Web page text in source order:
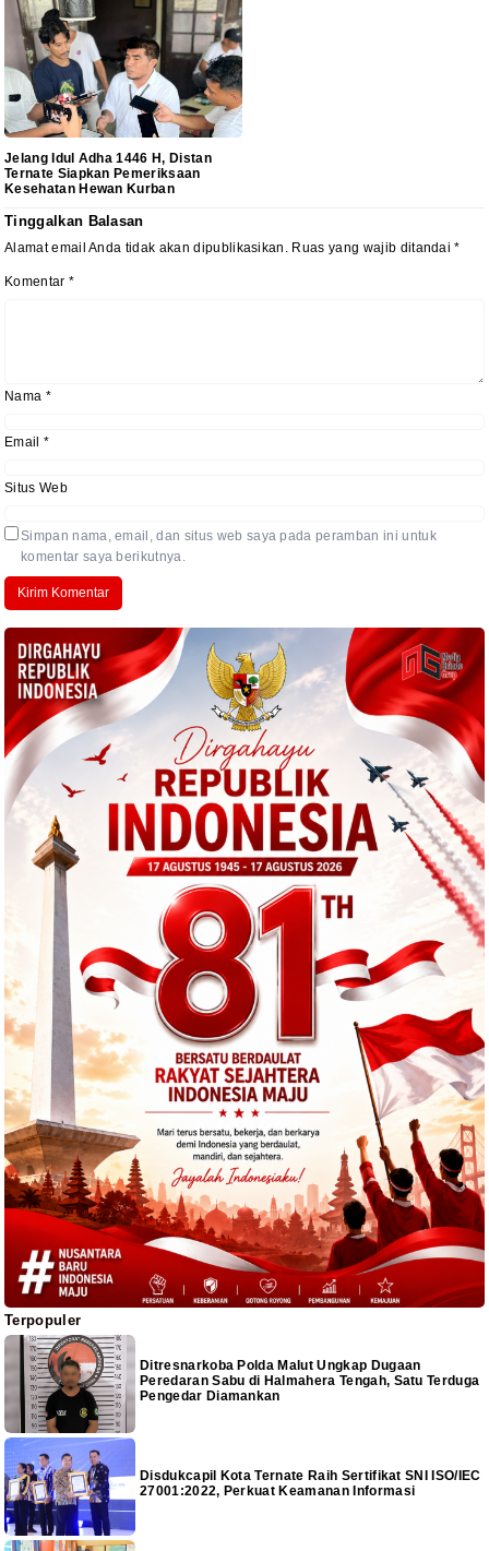
Jelang Idul Adha 1446 H, Distan
Ternate Siapkan Pemeriksaan
Kesehatan Hewan Kurban
Tinggalkan Balasan
Alamat email Anda tidak akan dipublikasikan. Ruas yang wajib ditandai*
Komentar *
Nama *
Email *
Situs Web
Simpan nama, email, dan situs web saya pada peramban ini untuk
komentar saya berikutnya.
Terpopuler
Ditresnarkoba Polda Malut Ungkap Dugaan
Peredaran Sabu di Halmahera Tengah, Satu Terduga
Pengedar Diamankan
Disdukcapil Kota Ternate Raih Sertifikat SNI ISO/IEC
27001:2022, Perkuat Keamanan Informasi